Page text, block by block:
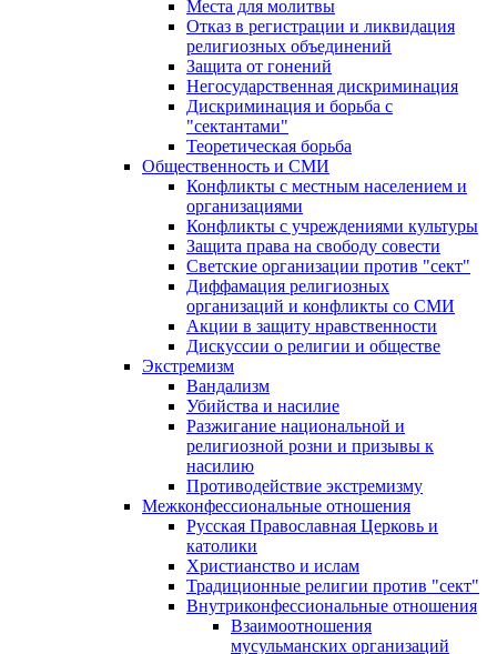
Места для молитвы
Отказ в регистрации и ликвидация
религиозных объединений
Защита от гонений
Негосударственная дискриминация
Дискриминация и борьба с
"сектантами"
Теоретическая борьба
Общественность и СМИ
Конфликты с местным населением и
организациями
Конфликты с учреждениями культуры
Защита права на свободу совести
Светские организации против "сект"
Диффамация религиозных
организаций и конфликты со СМИ
Акции в защиту нравственности
Дискуссии о религии и обществе
Экстремизм
Вандализм
Убийства и насилие
Разжигание национальной и
религиозной розни и призывы к
насилию
Противодействие экстремизму
Межконфессиональные отношения
Русская Православная Церковь и
католики
Христианство и ислам
Традиционные религии против "сект"
Внутриконфессиональные отношения
Взаимоотношения
мусульманских организаций